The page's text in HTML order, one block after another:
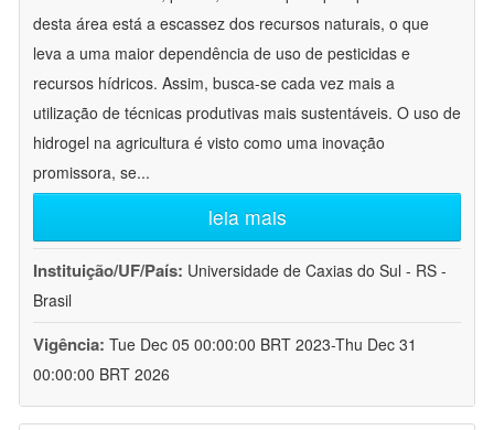
desta área está a escassez dos recursos naturais, o que
leva a uma maior dependência de uso de pesticidas e
recursos hídricos. Assim, busca-se cada vez mais a
utilização de técnicas produtivas mais sustentáveis. O uso de
hidrogel na agricultura é visto como uma inovação
promissora, se...
leia mais
Instituição/UF/País: Universidade de Caxias do Sul - RS -
Brasil
Vigência: Tue Dec 05 00:00:00 BRT 2023-Thu Dec 31
00:00:00 BRT 2026